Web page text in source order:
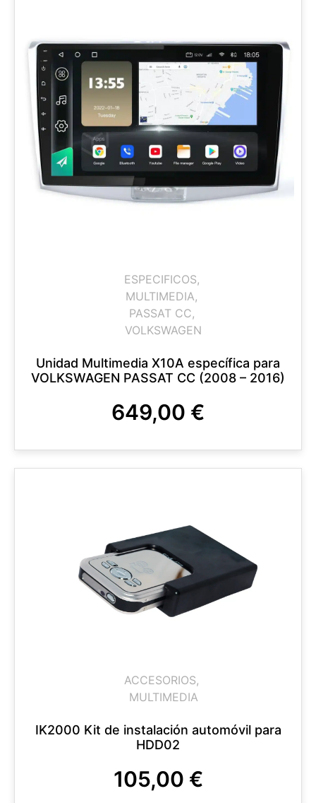
ESPECIFICOS,
MULTIMEDIA,
PASSAT CC,
VOLKSWAGEN
Unidad Multimedia X10A específica para
VOLKSWAGEN PASSAT CC (2008 – 2016)
649,00 €
ACCESORIOS,
MULTIMEDIA
IK2000 Kit de instalación automóvil para
HDD02
105,00 €